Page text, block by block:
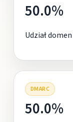
50.0%
Udział
DMARC
50.0%